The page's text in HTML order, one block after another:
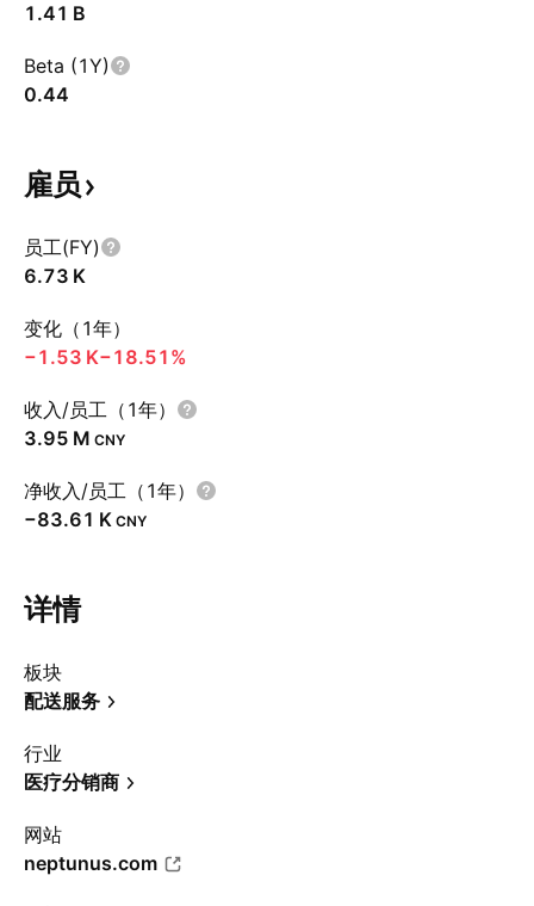
‪1.41 B‬
Beta (1Y)
0.44
雇员
员工(FY)
‪6.73 K‬
变化（1年）
‪−1.53 K‬−18.51%
收入/员工（1年）
‪3.95 M‬ CNY
净收入/员工（1年）
‪−83.61 K‬ CNY
详情
板块
配送服务
行业
医疗分销商
网站
neptunus.com